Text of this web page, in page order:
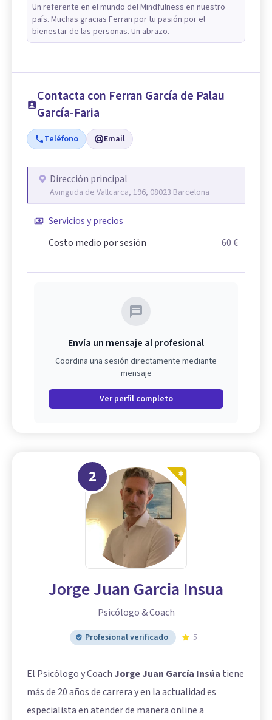
Un referente en el mundo del Mindfulness en nuestro
país. Muchas gracias Ferran por tu pasión por el
bienestar de las personas. Un abrazo.
Contacta con Ferran García de Palau
García-Faria
Teléfono Email
Dirección principal
Avinguda de Vallcarca, 196, 08023 Barcelona
Servicios y precios
Costo medio por sesión
60 €
Envía un mensaje al profesional
Coordina una sesión directamente mediante
mensaje
Ver perfil completo
2
Jorge Juan Garcia Insua
Psicólogo & Coach
Profesional verificado 5
El Psicólogo y Coach Jorge Juan García Insúa tiene
más de 20 años de carrera y en la actualidad es
especialista en atender de manera online a